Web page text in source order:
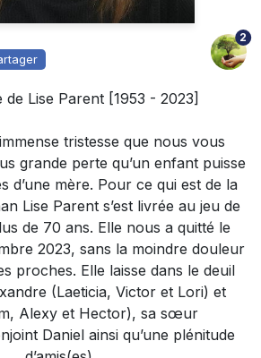
2
de Lise Parent [1953 - 2023]
tristesse que nous vous
grande perte qu’un enfant puisse
d’une mère. Pour ce qui est de la
Lise Parent s’est livrée au jeu de
de 70 ans. Elle nous a quitté le
2023, sans la moindre douleur
proches. Elle laisse dans le deuil
(Laeticia, Victor et Lori) et
Alexy et Hector), sa sœur
Daniel ainsi qu’une plénitude